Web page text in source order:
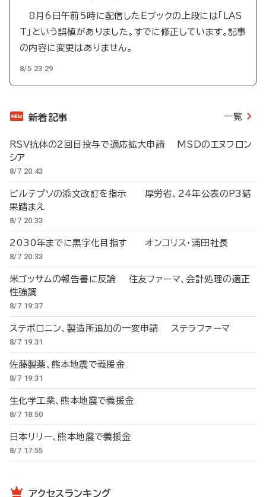
8月6日午前5時に配信したEブックの上段には「LAS
T」という誤植がありました。すでに修正しています。記事
の内容に変更はありません。
8/5 23:29
新着記事 一覧
RSV抗体の2回目投与で適応拡大申請 MSDのエヌフロン
シア
8/7 20:43
ビルテプソの添文改訂を指示 厚労省、24年公表のP3結
果踏まえ
8/7 20:33
2030年までに黒字化目指す オンコリス・浦田社長
8/7 20:33
米ゴッサムの報告書に反論 住友ファーマ、会計処理の適正
性強調
8/7 19:37
ステボロニン、製造所追加の一変申請 ステラファーマ
8/7 19:31
佐藤製薬、熊本地震で義援金
8/7 19:31
生化学工業、熊本地震で義援金
8/7 18:50
日本リリー、熊本地震で義援金
8/7 17:55
アクセスランキング